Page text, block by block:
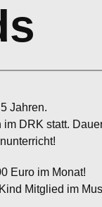
Jahren.
DRK statt.
Euro im Monat!
Mitglied im